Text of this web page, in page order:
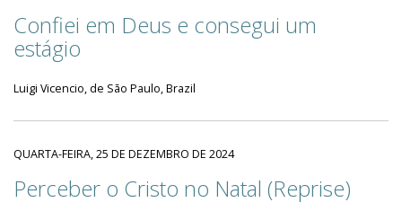
Confiei em Deus e consegui um
estágio
Luigi Vicencio, de São Paulo, Brazil
QUARTA-FEIRA, 25 DE DEZEMBRO DE 2024
Perceber o Cristo no Natal (Reprise)